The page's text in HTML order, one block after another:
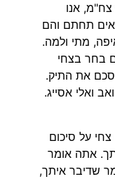
אנו
תחתם והם
מתי ולמה.
בחר בצחי
את התיק.
ואלי אסייג.
על סיכום
אתה אומר
שדיבר איתך,